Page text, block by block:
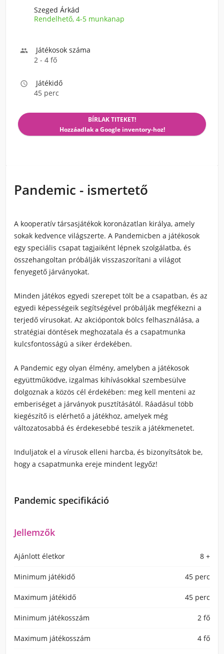
Szeged Árkád
Rendelhető, 4-5 munkanap

Játékosok száma
2 - 4 fő

Játékidő
45 perc
BÍRLAK TITEKET!
Hozzáadlak a Google inventory-hoz!
Pandemic - ismertető
A kooperatív társasjátékok koronázatlan királya, amely
sokak kedvence világszerte. A Pandemicben a játékosok
egy speciális csapat tagjaiként lépnek szolgálatba, és
összehangoltan próbálják visszaszorítani a világot
fenyegető járványokat.
Minden játékos egyedi szerepet tölt be a csapatban, és az
egyedi képességeik segítségével próbálják megfékezni a
terjedő vírusokat. Az akciópontok bölcs felhasználása, a
stratégiai döntések meghozatala és a csapatmunka
kulcsfontosságú a siker érdekében.
A Pandemic egy olyan élmény, amelyben a játékosok
együttműködve, izgalmas kihívásokkal szembesülve
dolgoznak a közös cél érdekében: meg kell menteni az
emberiséget a járványok pusztításától. Ráadásul több
kiegészítő is elérhető a játékhoz, amelyek még
változatosabbá és érdekesebbé teszik a játékmenetet.
Induljatok el a vírusok elleni harcba, és bizonyítsátok be,
hogy a csapatmunka ereje mindent legyőz!
Pandemic specifikáció
Jellemzők
Ajánlott életkor 8 +
Minimum játékidő 45 perc
Maximum játékidő 45 perc
Minimum játékosszám 2 fő
Maximum játékosszám 4 fő